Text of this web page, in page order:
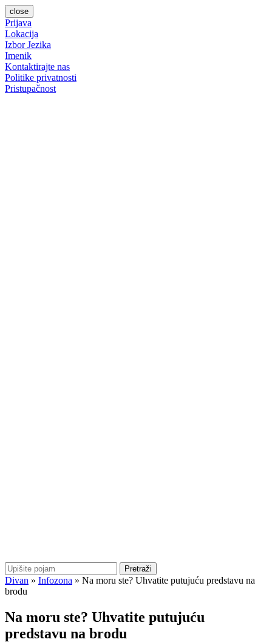
close
Prijava
Lokacija
Izbor Jezika
Imenik
Kontaktirajte nas
Politike privatnosti
Pristupačnost
Pretraži
Divan » Infozona » Na moru ste? Uhvatite putujuću predstavu na
brodu
Na moru ste? Uhvatite putujuću
predstavu na brodu